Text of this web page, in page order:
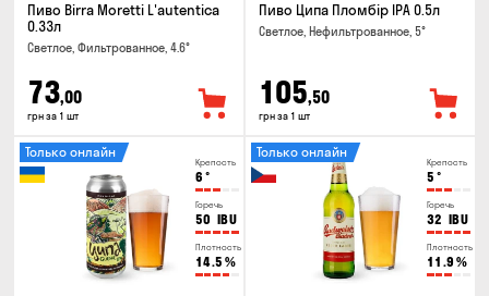
Пиво Birra Moretti L'autentica
0.33л
Светлое, Фильтрованное, 4.6°
73,00
грн за 1 шт
Пиво Ципа Пломбір IPA 0.5л
Светлое, Нефильтрованное, 5°
105,50
грн за 1 шт
Крепость
6 °
Горечь
50 IBU
Плотность
14.5 %
Только онлайн
Крепость
5 °
Горечь
32 IBU
Плотность
11.9 %
Только онлайн